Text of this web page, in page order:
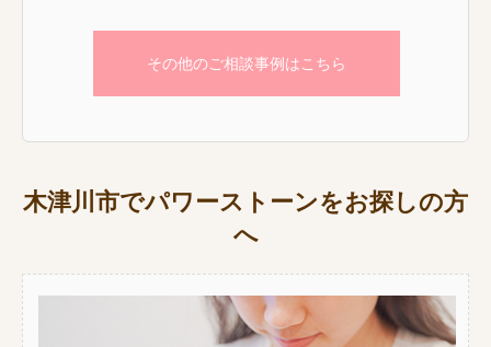
その他のご相談事例はこちら
木津川市でパワーストーンをお探しの方
へ